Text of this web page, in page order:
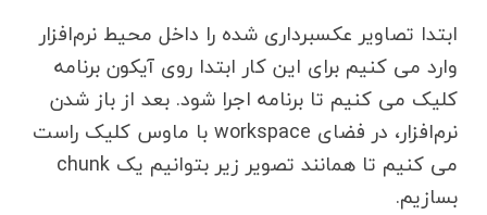
ابتدا تصاویر عکسبرداری شده را داخل محیط نرم‌افزار
وارد می کنیم برای این کار ابتدا روی آیکون برنامه
کلیک می کنیم تا برنامه اجرا شود. بعد از باز شدن
نرم‌افزار، در فضای workspace با ماوس کلیک راست
می کنیم تا همانند تصویر زیر بتوانیم یک chunk
بسازیم.